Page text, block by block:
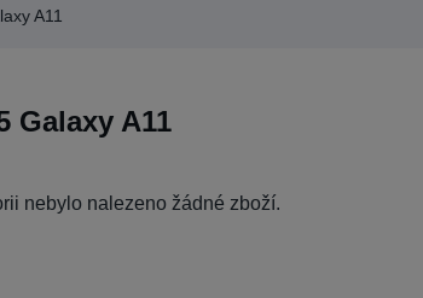
A11
Galaxy A11
nebylo nalezeno žádné zboží.